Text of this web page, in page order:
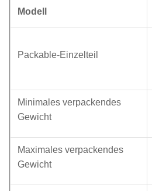
Modell
Packable-Einzelteil
Minimales verpackendes
Gewicht
Maximales verpackendes
Gewicht